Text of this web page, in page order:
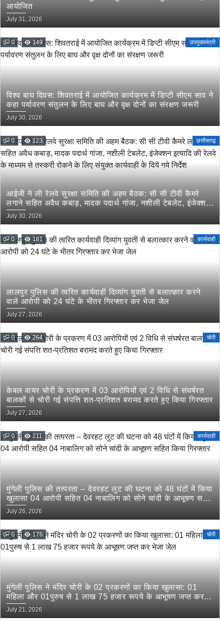
आयोजित
July 31, 2026
0 149 उपमुख्यमंत्री
विश्व बाघ दिवस: शिवतराई में आयोजित कार्यक्रम में डिप्टी सीएम साव ने
कहा पर्यावरण संतुलन के लिए बाघ और वृक्ष दोनों का संरक्षण जरूरी
July 30, 2026
0 123 छत्तीसगढ़
आईजी ने ली रेलवे सुरक्षा समिति की अहम बैठक: सी सी टीवी कैमरे
लगाने सहित अवैध कबाड़, मादक पदार्थ गांजा, नशीली टेबलेट, इंजेक्शन
इत्यादि की रेलवे के माध्यम से तस्करी रोकने के लिए संयुक्त कार्यवाही
के दिये गये निर्देश
July 30, 2026
0 181 कार्यवाही
लालपुर पुलिस की त्वरित कार्यवाही दिव्यांग युवती से बलात्कार करने
वाले आरोपी को 24 घंटे के भीतर गिरफ्तार कर भेजा जेल
July 27, 2026
0 264 चोरी
केबल वायर चोरी के प्रकरण में 03 आरोपियों एवं 2 विधि से संघर्षरत
बालकों से चोरी गई संपत्ति शत-प्रतिशत बरामद करते हुए किया गिरफ्तार
July 27, 2026
0 211 कार्यवाही
मुंगेली पुलिस की तत्परता – देवरहट लुट की घटना को 48 घंटों में किया
खुलासा 04 आरोपी सहित 04 नाबालिग को सोने चांदी के आभूषण सहित
किया गिरफ्तार
July 26, 2026
0 176 चोरी
मुंगेली पुलिस ने मंदिर चोरी के 02 प्रकरणों का किया खुलासा: 01
महिला और 01पुरुष से 1 लाख 75 हजार रूपये के आभूषण जप्त कर
भेजा जेल
July 21, 2026